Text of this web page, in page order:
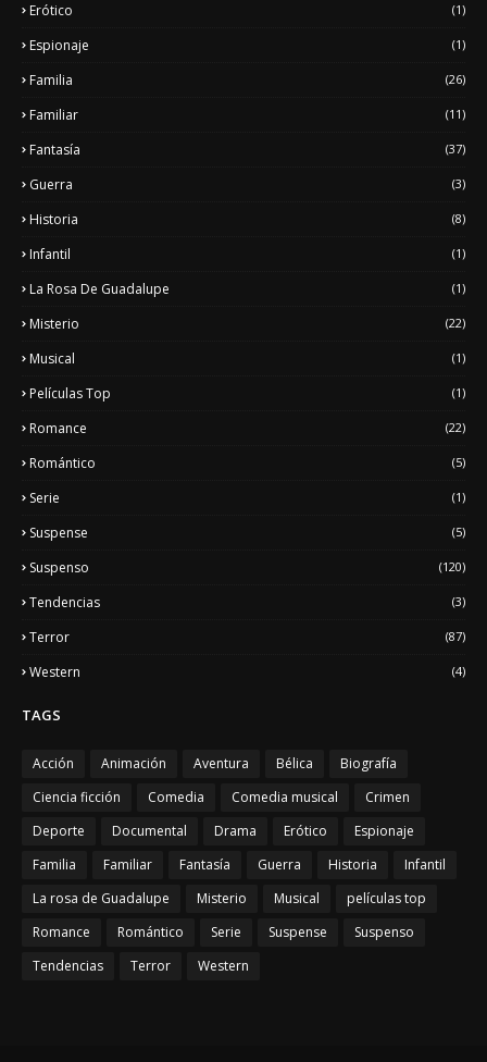
Erótico (1)
Espionaje (1)
Familia (26)
Familiar (11)
Fantasía (37)
Guerra (3)
Historia (8)
Infantil (1)
La Rosa De Guadalupe (1)
Misterio (22)
Musical (1)
Películas Top (1)
Romance (22)
Romántico (5)
Serie (1)
Suspense (5)
Suspenso (120)
Tendencias (3)
Terror (87)
Western (4)
TAGS
Acción Animación Aventura Bélica
Biografía
Ciencia ficción
Comedia Comedia musical
Crimen
Deporte
Documental Drama Erótico
Espionaje
Familia
Familiar Fantasía Guerra Historia
Infantil
La rosa de Guadalupe
Misterio Musical
películas top
Romance
Romántico Serie Suspense
Suspenso
Tendencias
Terror Western